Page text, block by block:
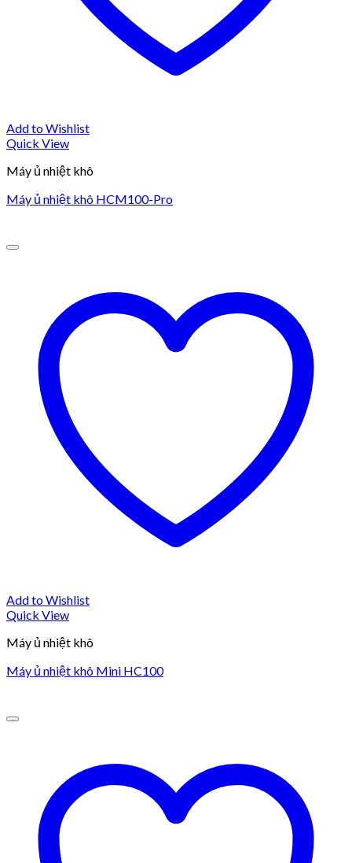
Add to Wishlist
Quick View
Máy ủ nhiệt khô
Máy ủ nhiệt khô HCM100-Pro
Add to Wishlist
Quick View
Máy ủ nhiệt khô
Máy ủ nhiệt khô Mini HC100